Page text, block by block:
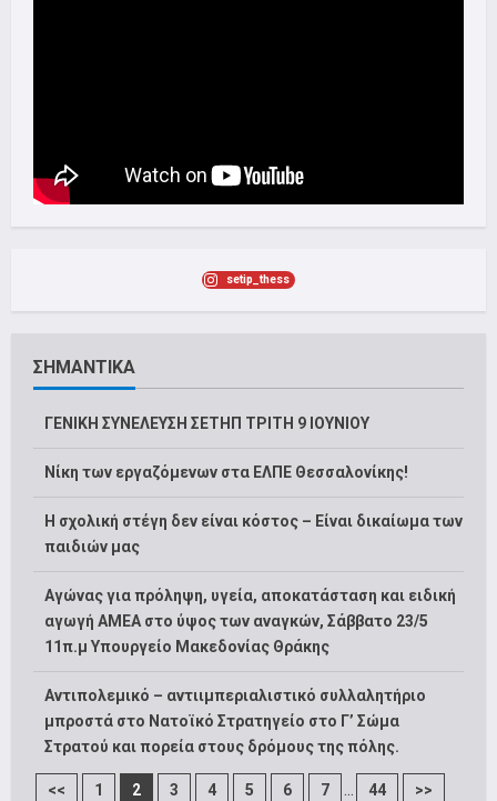
setip_thess
ΣΗΜΑΝΤΙΚΑ
ΓΕΝΙΚΗ ΣΥΝΕΛΕΥΣΗ ΣΕΤΗΠ ΤΡΙΤΗ 9 ΙΟΥΝΙΟΥ
Νίκη των εργαζόμενων στα ΕΛΠΕ Θεσσαλονίκης!
Η σχολική στέγη δεν είναι κόστος – Είναι δικαίωμα των
παιδιών μας
Αγώνας για πρόληψη, υγεία, αποκατάσταση και ειδική
αγωγή ΑΜΕΑ στο ύψος των αναγκών, Σάββατο 23/5
11π.μ Υπουργείο Μακεδονίας Θράκης
Αντιπολεμικό – αντιιμπεριαλιστικό συλλαλητήριο
μπροστά στο Νατοϊκό Στρατηγείο στο Γ’ Σώμα
Στρατού και πορεία στους δρόμους της πόλης.
<< 1 2 3 4 5 6 7 44 >>